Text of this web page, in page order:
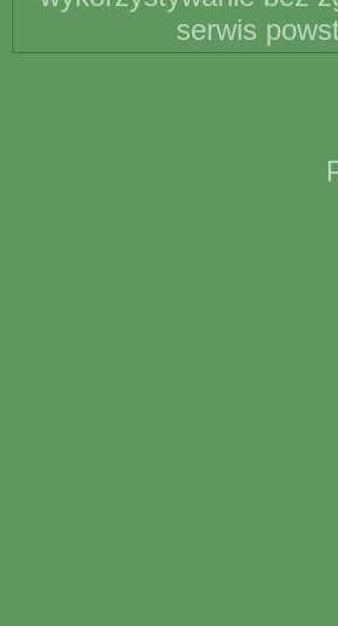
serwis